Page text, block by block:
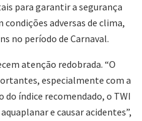
para garantir a segurança
adversas de clima,
no período de Carnaval.
atenção redobrada. “O
especialmente com a
do índice recomendado, o TWI
e causar acidentes”,